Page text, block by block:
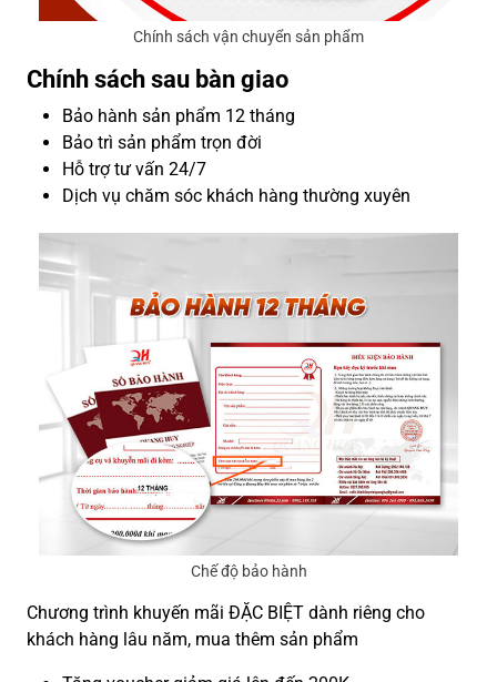
Chính sách vận chuyển sản phẩm
Chính sách sau bàn giao
Bảo hành sản phẩm 12 tháng
Bảo trì sản phẩm trọn đời
Hỗ trợ tư vấn 24/7
Dịch vụ chăm sóc khách hàng thường xuyên
Chế độ bảo hành
Chương trình khuyến mãi ĐẶC BIỆT dành riêng cho
khách hàng lâu năm, mua thêm sản phẩm